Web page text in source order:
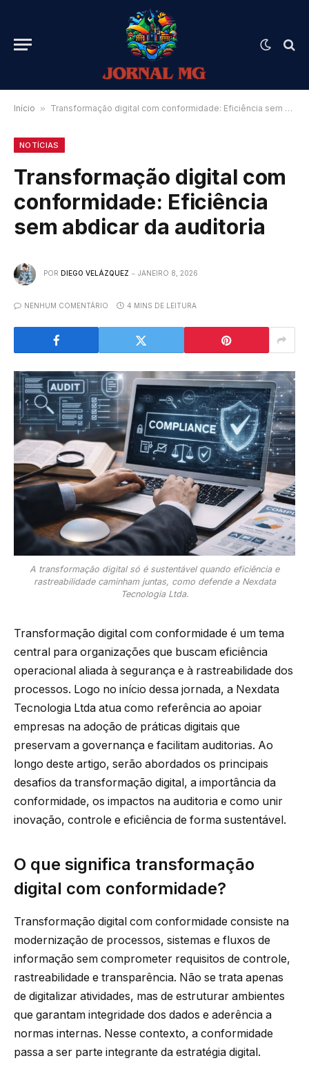
Início » Transformação digital com conformidade: Eficiência sem abdicar da auditoria
NOTÍCIAS
Transformação digital com
conformidade: Eficiência
sem abdicar da auditoria
POR DIEGO VELÁZQUEZ JANEIRO 8, 2026
NENHUM COMENTÁRIO 4 MINS DE LEITURA
A transformação digital só é sustentável quando eficiência e
rastreabilidade caminham juntas, como defende a Nexdata
Tecnologia Ltda.
Transformação digital com conformidade é um tema
central para organizações que buscam eficiência
operacional aliada à segurança e à rastreabilidade dos
processos. Logo no início dessa jornada, a Nexdata
Tecnologia Ltda atua como referência ao apoiar
empresas na adoção de práticas digitais que
preservam a governança e facilitam auditorias. Ao
longo deste artigo, serão abordados os principais
desafios da transformação digital, a importância da
conformidade, os impactos na auditoria e como unir
inovação, controle e eficiência de forma sustentável.
O que significa transformação
digital com conformidade?
Transformação digital com conformidade consiste na
modernização de processos, sistemas e fluxos de
informação sem comprometer requisitos de controle,
rastreabilidade e transparência. Não se trata apenas
de digitalizar atividades, mas de estruturar ambientes
que garantam integridade dos dados e aderência a
normas internas. Nesse contexto, a conformidade
passa a ser parte integrante da estratégia digital.